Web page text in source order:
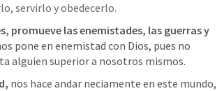
servirlo y obedecerlo.
promueve las enemistades, las guerras y
pone en enemistad con Dios, pues no
alguien superior a nosotros mismos.
nos hace andar neciamente en este mundo,